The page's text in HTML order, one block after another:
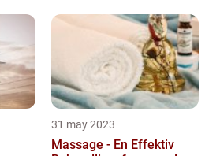
31 may 2023
Massage - En Effektiv